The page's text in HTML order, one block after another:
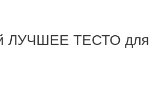
ЛУЧШЕЕ ТЕСТО для